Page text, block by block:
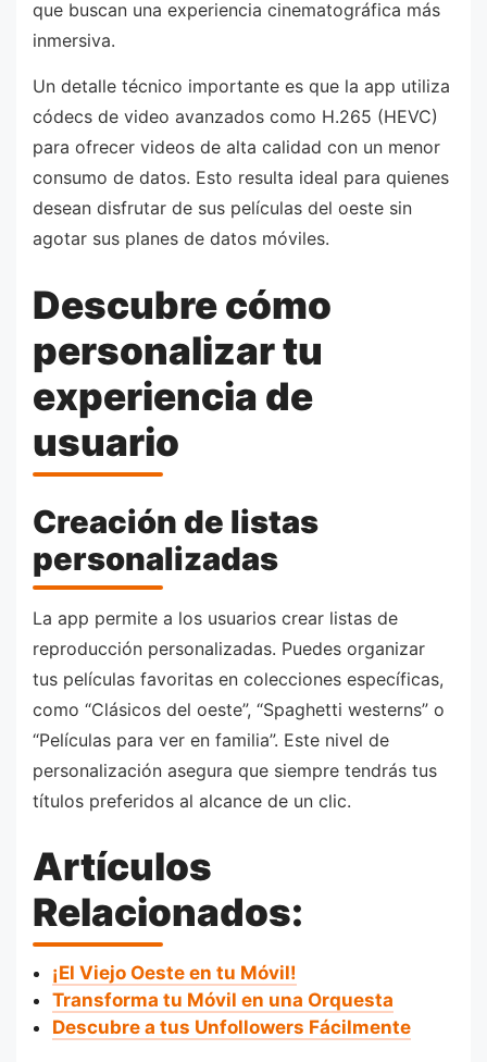
que buscan una experiencia cinematográfica más
inmersiva.
Un detalle técnico importante es que la app utiliza
códecs de video avanzados como H.265 (HEVC)
para ofrecer videos de alta calidad con un menor
consumo de datos. Esto resulta ideal para quienes
desean disfrutar de sus películas del oeste sin
agotar sus planes de datos móviles.
Descubre cómo
personalizar tu
experiencia de
usuario
Creación de listas
personalizadas
La app permite a los usuarios crear listas de
reproducción personalizadas. Puedes organizar
tus películas favoritas en colecciones específicas,
como “Clásicos del oeste”, “Spaghetti westerns” o
“Películas para ver en familia”. Este nivel de
personalización asegura que siempre tendrás tus
títulos preferidos al alcance de un clic.
Artículos
Relacionados:
¡El Viejo Oeste en tu Móvil!
Transforma tu Móvil en una Orquesta
Descubre a tus Unfollowers Fácilmente